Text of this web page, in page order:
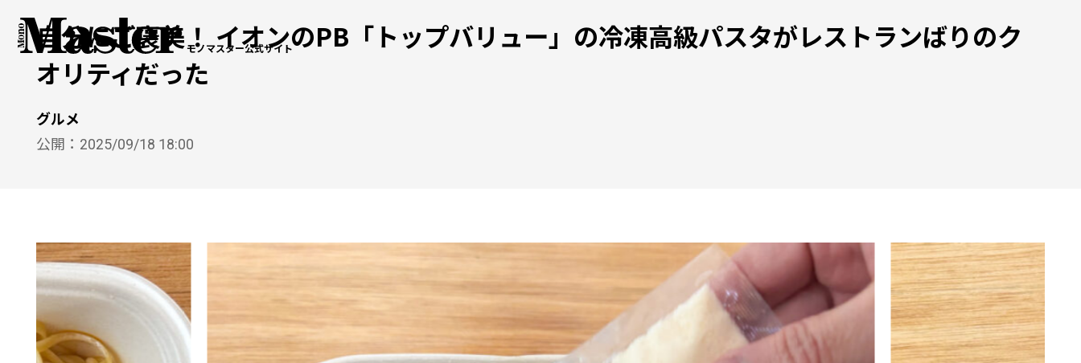
モノマスター公式サイト
自分にご褒美！ イオンのPB「トップバリュー」の冷凍高級パスタがレストランばりのク
オリティだった
グルメ
公開： 2025/09/18 18:00